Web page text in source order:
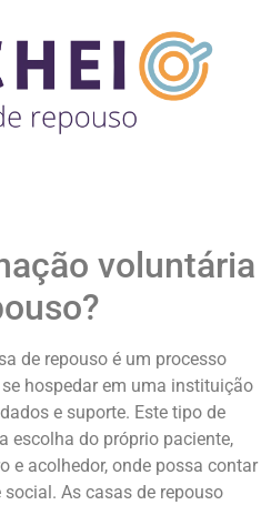
voluntária
de repouso é um processo
hospedar em uma instituição
e suporte. Este tipo de
escolha do próprio paciente,
e acolhedor, onde possa contar
As casas de repouso